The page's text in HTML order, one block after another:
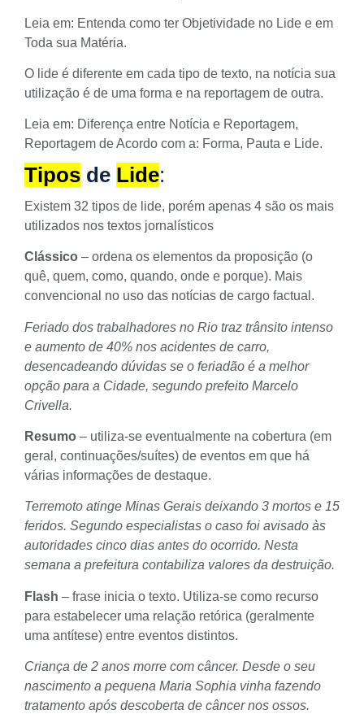
Leia em: Entenda como ter Objetividade no Lide e em
Toda sua Matéria.
O lide é diferente em cada tipo de texto, na notícia sua
utilização é de uma forma e na reportagem de outra.
Leia em: Diferença entre Notícia e Reportagem,
Reportagem de Acordo com a: Forma, Pauta e Lide.
Tipos de Lide:
Existem 32 tipos de lide, porém apenas 4 são os mais
utilizados nos textos jornalísticos
Clássico – ordena os elementos da proposição (o
quê, quem, como, quando, onde e porque). Mais
convencional no uso das notícias de cargo factual.
Feriado dos trabalhadores no Rio traz trânsito intenso
e aumento de 40% nos acidentes de carro,
desencadeando dúvidas se o feriadão é a melhor
opção para a Cidade, segundo prefeito Marcelo
Crivella.
Resumo – utiliza-se eventualmente na cobertura (em
geral, continuações/suítes) de eventos em que há
várias informações de destaque.
Terremoto atinge Minas Gerais deixando 3 mortos e 15
feridos. Segundo especialistas o caso foi avisado às
autoridades cinco dias antes do ocorrido. Nesta
semana a prefeitura contabiliza valores da destruição.
Flash – frase inicia o texto. Utiliza-se como recurso
para estabelecer uma relação retórica (geralmente
uma antítese) entre eventos distintos.
Criança de 2 anos morre com câncer. Desde o seu
nascimento a pequena Maria Sophia vinha fazendo
tratamento após descoberta de câncer nos ossos.